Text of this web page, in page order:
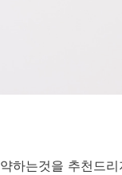
하는것을 추천드